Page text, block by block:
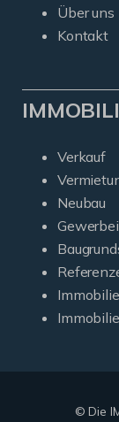
Über uns
Kontakt
Verkauf
Neubau
© Die